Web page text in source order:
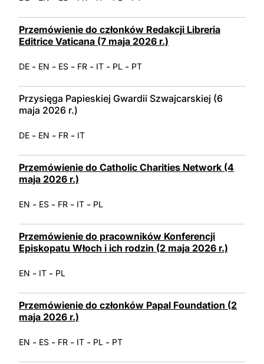
Przemówienie do członków Redakcji Libreria
Editrice Vaticana (7 maja 2026 r.)
DE - EN - ES - FR - IT - PL - PT
Przysięga Papieskiej Gwardii Szwajcarskiej (6
maja 2026 r.)
DE - EN - FR - IT
Przemówienie do Catholic Charities Network (4
maja 2026 r.)
EN - ES - FR - IT - PL
Przemówienie do pracowników Konferencji
Episkopatu Włoch i ich rodzin (2 maja 2026 r.)
EN - IT - PL
Przemówienie do członków Papal Foundation (2
maja 2026 r.)
EN - ES - FR - IT - PL - PT